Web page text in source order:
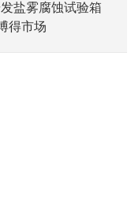
盐雾腐蚀试验箱
得市场